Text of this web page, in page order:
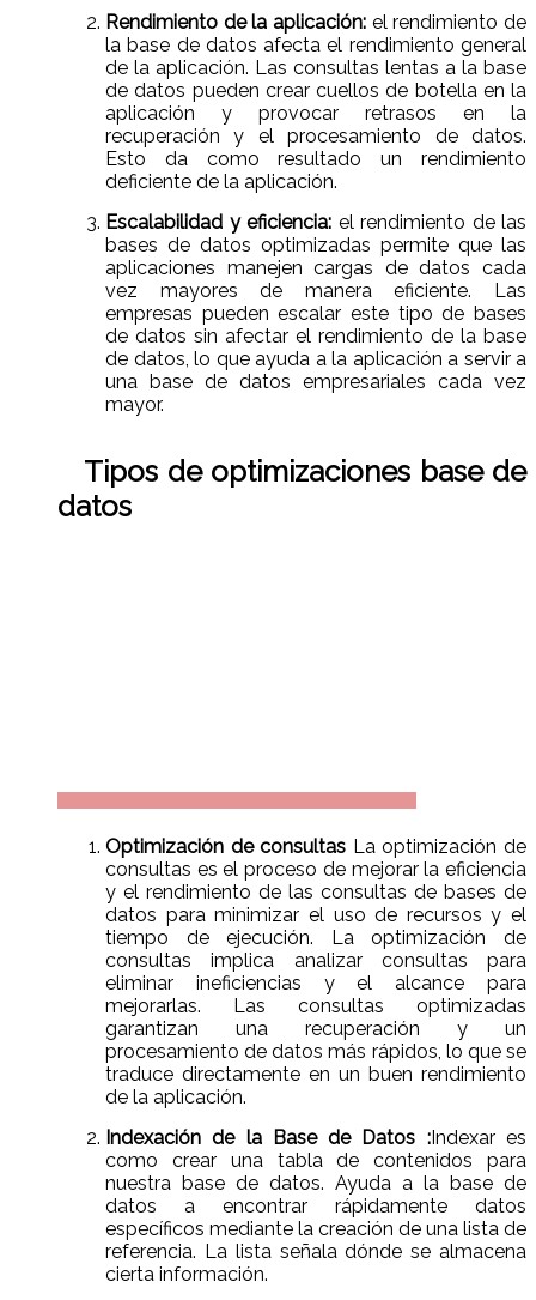
Rendimiento de la aplicación: el rendimiento de
la base de datos afecta el rendimiento general
de la aplicación. Las consultas lentas a la base
de datos pueden crear cuellos de botella en la
aplicación y provocar retrasos en la
recuperación y el procesamiento de datos.
Esto da como resultado un rendimiento
deficiente de la aplicación.
Escalabilidad y eficiencia: el rendimiento de las
bases de datos optimizadas permite que las
aplicaciones manejen cargas de datos cada
vez mayores de manera eficiente. Las
empresas pueden escalar este tipo de bases
de datos sin afectar el rendimiento de la base
de datos, lo que ayuda a la aplicación a servir a
una base de datos empresariales cada vez
mayor.
Tipos de optimizaciones base de
datos
Optimización de consultas La optimización de
consultas es el proceso de mejorar la eficiencia
y el rendimiento de las consultas de bases de
datos para minimizar el uso de recursos y el
tiempo de ejecución. La optimización de
consultas implica analizar consultas para
eliminar ineficiencias y el alcance para
mejorarlas. Las consultas optimizadas
garantizan una recuperación y un
procesamiento de datos más rápidos, lo que se
traduce directamente en un buen rendimiento
de la aplicación.
Indexación de la Base de Datos :Indexar es
como crear una tabla de contenidos para
nuestra base de datos. Ayuda a la base de
datos a encontrar rápidamente datos
específicos mediante la creación de una lista de
referencia. La lista señala dónde se almacena
cierta información.